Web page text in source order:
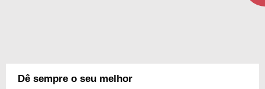
Dê sempre o seu melhor